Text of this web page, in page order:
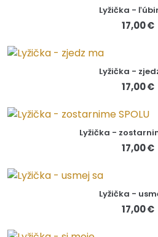
Lyžička -
17,00 €
Lyžička -
17,00 €
Lyžička -
17,00 €
Lyžička -
17,00 €